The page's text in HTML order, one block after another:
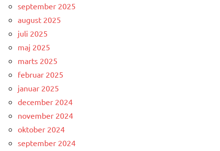
september 2025
august 2025
juli 2025
maj 2025
marts 2025
februar 2025
januar 2025
december 2024
november 2024
oktober 2024
september 2024